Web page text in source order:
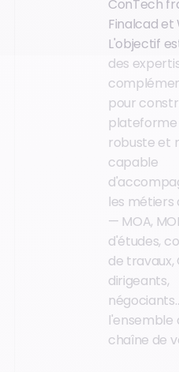
ConTech
Finalcad et
L'objectif
des
pour
plateforme
robuste et
capable
les métiers
— MOA,
d'études,
de travaux,
dirigeants,
l'ensemble
chaîne de